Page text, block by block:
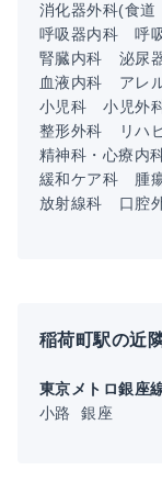
消化器外科(食道
呼吸器内科
呼
腎臓内科
泌尿
血液内科
アレ
小児科
小児外
整形外科
リハ
精神科・心療内
緩和ケア科
腫
放射線科
口腔
稲荷町駅の近
東京メトロ銀座
小路
銀座